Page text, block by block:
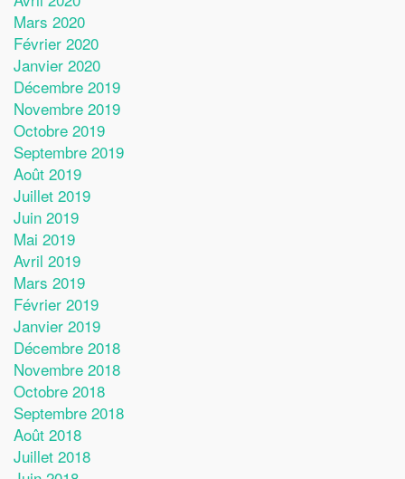
Mars 2020
Février 2020
Janvier 2020
Décembre 2019
Novembre 2019
Octobre 2019
Septembre 2019
Août 2019
Juillet 2019
Juin 2019
Mai 2019
Avril 2019
Mars 2019
Février 2019
Janvier 2019
Décembre 2018
Novembre 2018
Octobre 2018
Septembre 2018
Août 2018
Juillet 2018